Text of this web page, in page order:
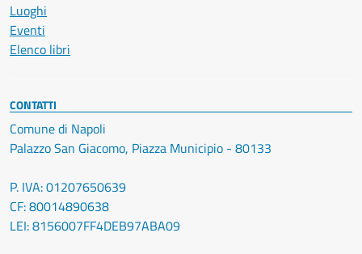
Luoghi
Eventi
Elenco libri
CONTATTI
Comune di Napoli
Palazzo San Giacomo, Piazza Municipio - 80133
P. IVA: 01207650639
CF: 80014890638
LEI: 8156007FF4DEB97ABA09